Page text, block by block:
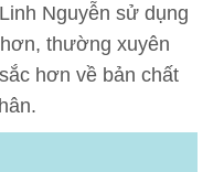
Nguyễn sử dụng
thường xuyên
hơn về bản chất